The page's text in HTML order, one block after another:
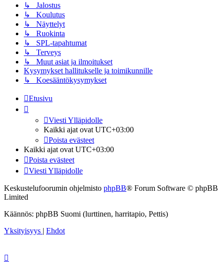
↳ Jalostus
↳ Koulutus
↳ Näyttelyt
↳ Ruokinta
↳ SPL-tapahtumat
↳ Terveys
↳ Muut asiat ja ilmoitukset
Kysymykset hallitukselle ja toimikunnille
↳ Koesääntökysymykset
Etusivu
Viesti Ylläpidolle
Kaikki ajat ovat UTC+03:00
Poista evästeet
Kaikki ajat ovat UTC+03:00
Poista evästeet
Viesti Ylläpidolle
Keskustelufoorumin ohjelmisto phpBB® Forum Software © phpBB
Limited
Käännös: phpBB Suomi (lurttinen, harritapio, Pettis)
Yksityisyys | Ehdot